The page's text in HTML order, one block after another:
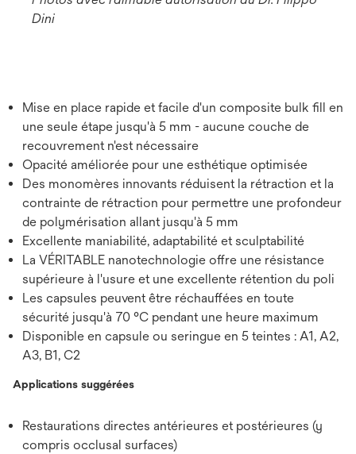
Dini
Mise en place rapide et facile d'un composite bulk fill en
une seule étape jusqu'à 5 mm - aucune couche de
recouvrement n'est nécessaire
Opacité améliorée pour une esthétique optimisée
Des monomères innovants réduisent la rétraction et la
contrainte de rétraction pour permettre une profondeur
de polymérisation allant jusqu'à 5 mm
Excellente maniabilité, adaptabilité et sculptabilité
La VÉRITABLE nanotechnologie offre une résistance
supérieure à l'usure et une excellente rétention du poli
Les capsules peuvent être réchauffées en toute
sécurité jusqu'à 70 °C pendant une heure maximum
Disponible en capsule ou seringue en 5 teintes : A1, A2,
A3, B1, C2
Applications suggérées
Restaurations directes antérieures et postérieures (y
compris occlusal surfaces)